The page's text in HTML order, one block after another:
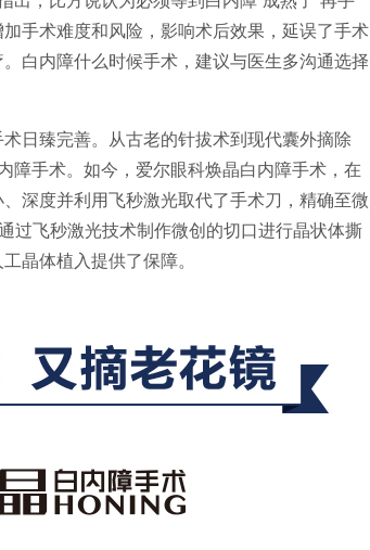
手术难度和风险，影响术后效果，延误了手术
白内障什么时候手术，建议与医生多沟通选择
日臻完善。从古老的针拔术到现代囊外摘除
障手术。如今，爱尔眼科焕晶白内障手术，在
深度并利用飞秒激光取代了手术刀，精确至微
过飞秒激光技术制作微创的切口进行晶状体撕
晶体植入提供了保障。